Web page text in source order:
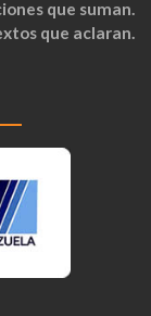
que suman.
que aclaran.